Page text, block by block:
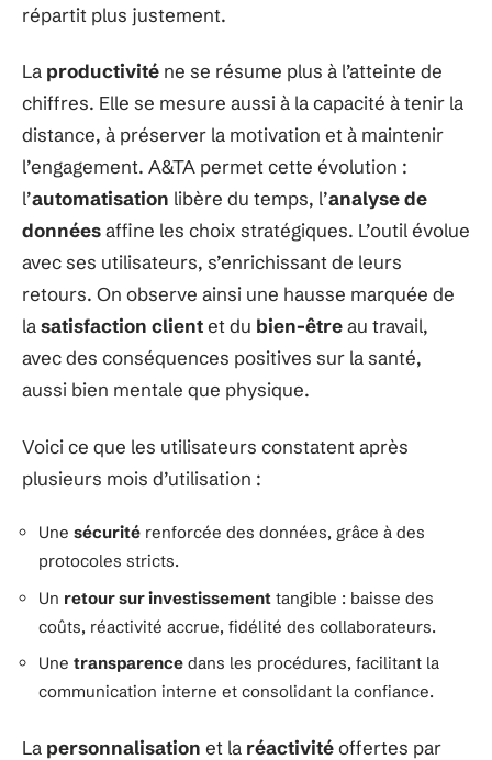
répartit plus justement.
La productivité ne se résume plus à l’atteinte de
chiffres. Elle se mesure aussi à la capacité à tenir la
distance, à préserver la motivation et à maintenir
l’engagement. A&TA permet cette évolution :
l’automatisation libère du temps, l’analyse de
donnéesaffine les choix stratégiques. L’outil évolue
avec ses utilisateurs, s’enrichissant de leurs
retours. On observe ainsi une hausse marquée de
lasatisfaction clientet du bien-êtreau travail,
avec des conséquences positives sur la santé,
aussi bien mentale que physique.
Voici ce que les utilisateurs constatent après
plusieurs mois d’utilisation :
Une sécurité renforcée des données, grâce à des
protocoles stricts.
Un retour sur investissement tangible : baisse des
coûts, réactivité accrue, fidélité des collaborateurs.
Une transparence dans les procédures, facilitant la
communication interne et consolidant la confiance.
La personnalisation et la réactivitéoffertes par